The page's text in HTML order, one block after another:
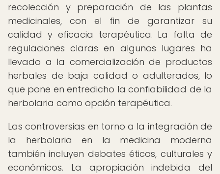
recolección y preparación de las plantas
medicinales, con el fin de garantizar su
calidad y eficacia terapéutica. La falta de
regulaciones claras en algunos lugares ha
llevado a la comercialización de productos
herbales de baja calidad o adulterados, lo
que pone en entredicho la confiabilidad de la
herbolaria como opción terapéutica.
Las controversias en torno a la integración de
la herbolaria en la medicina moderna
también incluyen debates éticos, culturales y
económicos. La apropiación indebida del